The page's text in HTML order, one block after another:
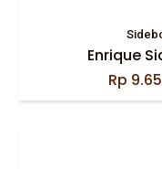
Enrique
Rp